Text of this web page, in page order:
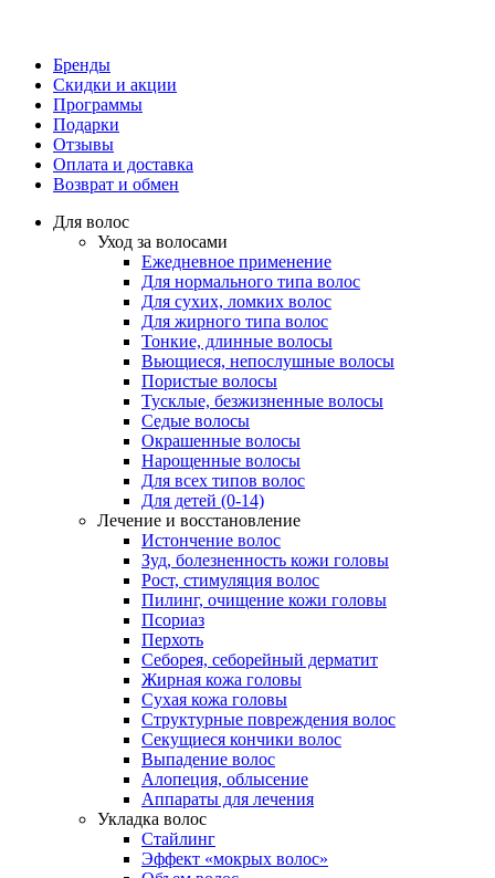
Бренды
Скидки и акции
Программы
Подарки
Отзывы
Оплата и доставка
Возврат и обмен
Для волос
Уход за волосами
Ежедневное применение
Для нормального типа волос
Для сухих, ломких волос
Для жирного типа волос
Тонкие, длинные волосы
Вьющиеся, непослушные волосы
Пористые волосы
Тусклые, безжизненные волосы
Седые волосы
Окрашенные волосы
Нарощенные волосы
Для всех типов волос
Для детей (0-14)
Лечение и восстановление
Истончение волос
Зуд, болезненность кожи головы
Рост, стимуляция волос
Пилинг, очищение кожи головы
Псориаз
Перхоть
Себорея, себорейный дерматит
Жирная кожа головы
Сухая кожа головы
Структурные повреждения волос
Секущиеся кончики волос
Выпадение волос
Алопеция, облысение
Аппараты для лечения
Укладка волос
Стайлинг
Эффект «мокрых волос»